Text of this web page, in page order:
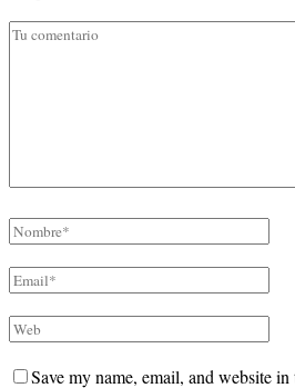
Save my name, email, and website